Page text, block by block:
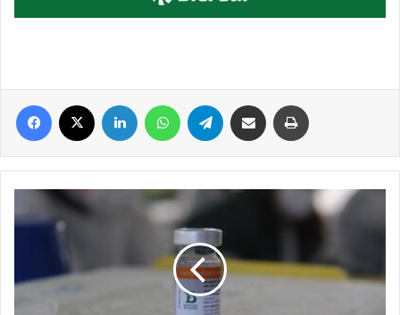
Facebook Linkedin WhatsAppTelegram Compartilhar via e-mail
Ministério
da
uso